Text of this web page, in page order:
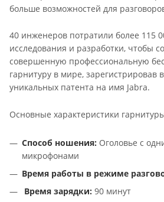
больше возможностей для
40 инженеров потратили более 115
исследования и разработки, чтобы
совершенную профессиональную
гарнитуру в мире, зарегистрировав
уникальных патента на имя Jabra.
Основные характеристики
Способ ношения: Оголовье с
микрофонами
Время работы в режиме
Время зарядки: 90 минут